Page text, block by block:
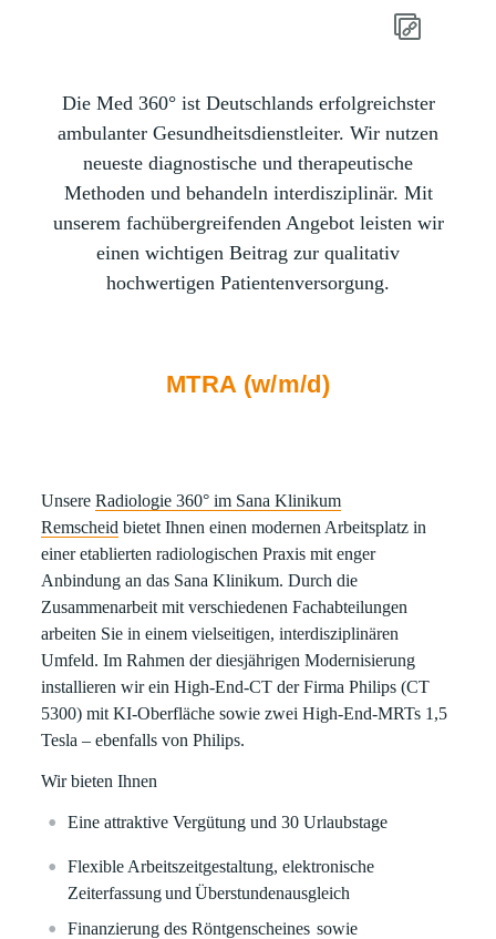
Die Med 360° ist Deutschlands erfolgreichster
ambulanter Gesundheitsdienstleiter. Wir nutzen
neueste diagnostische und therapeutische
Methoden und behandeln interdisziplinär. Mit
unserem fachübergreifenden Angebot leisten wir
einen wichtigen Beitrag zur qualitativ
hochwertigen Patientenversorgung.
MTRA (w/m/d)
UnsereRadiologie 360° im Sana Klinikum
Remscheid bietet Ihnen einen modernen Arbeitsplatz in
einer etablierten radiologischen Praxis mit enger
Anbindung an das Sana Klinikum. Durch die
Zusammenarbeit mit verschiedenen Fachabteilungen
arbeiten Sie in einem vielseitigen, interdisziplinären
Umfeld. Im Rahmen der diesjährigenModernisierung
installieren wir einHigh-End-CT der FirmaPhilips (CT
5300) mitKI-Oberfläche sowie zweiHigh-End-MRTs 1,5
Tesla – ebenfalls vonPhilips.
Wir bieten Ihnen
EineattraktiveVergütung und30 Urlaubstage
Flexible Arbeitszeitgestaltung, elektronische
ZeiterfassungundÜberstundenausgleich
Finanzierung des Röntgenscheines sowie